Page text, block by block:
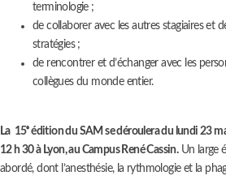
terminologie ;
de collaborer avec les autres stagiaires et
stratégies ;
de rencontrer et d’échanger avec les
collègues du monde entier.
La 15ᵉ édition du SAMse déroulera du lundi 23
12 h 30 à Lyon, au Campus René Cassin.Un large
abordé, dont l’anesthésie, la rythmologie et la